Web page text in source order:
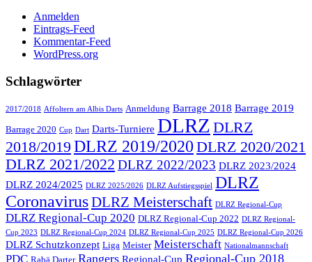
Anmelden
Eintrags-Feed
Kommentar-Feed
WordPress.org
Schlagwörter
2017/2018 Affoltern am Albis Darts Anmeldung Barrage 2018 Barrage 2019
Barrage 2020 Cup Dart Darts-Turniere DLRZ DLRZ
2018/2019 DLRZ 2019/2020 DLRZ 2020/2021
DLRZ 2021/2022 DLRZ 2022/2023 DLRZ 2023/2024
DLRZ 2024/2025 DLRZ 2025/2026 DLRZ Aufstiegsspiel DLRZ
CoronavirusDLRZ Meisterschaft DLRZ Regional-Cup
DLRZ Regional-Cup 2020 DLRZ Regional-Cup 2022 DLRZ Regional-
Cup 2023 DLRZ Regional-Cup 2024 DLRZ Regional-Cup 2025 DLRZ Regional-Cup 2026
DLRZ Schutzkonzept Liga Meister Meisterschaft Nationalmannschaft
PDC Rabä Darter Rangers Regional-Cup Regional-Cup 2018